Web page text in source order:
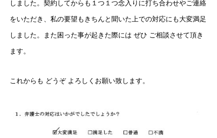
しました。契約してからも１つ１つ念入りに打ち合わせやご連絡
をいただき、私の要望もきちんと聞いた上での対応にも大変満足
しました。また困った事が起きた際には ぜひ ご相談させて頂き
ます。
これからも どうぞ よろしくお願い致します。